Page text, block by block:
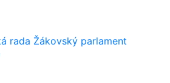
rada Žákovský parlament